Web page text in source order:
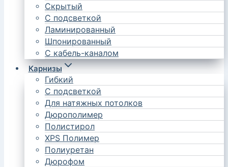
Скрытый
С подсветкой
Ламинированный
Шпонированный
С кабель-каналом
Карнизы
Гибкий
С подсветкой
Для натяжных потолков
Дюрополимер
Полистирол
XPS Полимер
Полиуретан
Дюрофом